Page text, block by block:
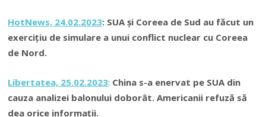
HotNews, 24.02.2023: SUA și Coreea de Sud au făcut un
exerciţiu de simulare a unui conflict nuclear cu Coreea
de Nord.
Libertatea, 25.02.2023: China s-a enervat pe SUA din
cauza analizei balonului doborât. Americanii refuză să
dea orice informaţii.